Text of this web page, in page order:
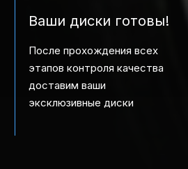
Ваши диски готовы!
После прохождения всех
этапов контроля качества
доставим ваши
эксклюзивные диски